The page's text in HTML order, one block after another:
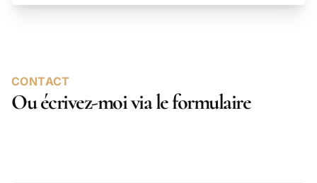
CONTACT
Ou écrivez-moi via le formulaire